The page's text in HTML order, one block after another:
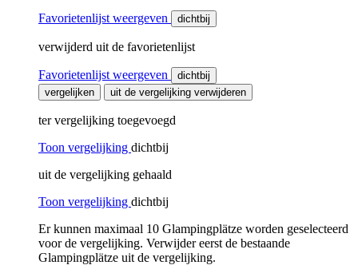
Favorietenlijst weergeven dichtbij
verwijderd uit de favorietenlijst
Favorietenlijst weergeven
dichtbij
vergelijken
uit de vergelijking verwijderen
ter vergelijking toegevoegd
Toon vergelijking dichtbij
uit de vergelijking gehaald
Toon vergelijking dichtbij
Er kunnen maximaal 10 Glampingplätze worden geselecteerd
voor de vergelijking. Verwijder eerst de bestaande
Glampingplätze uit de vergelijking.